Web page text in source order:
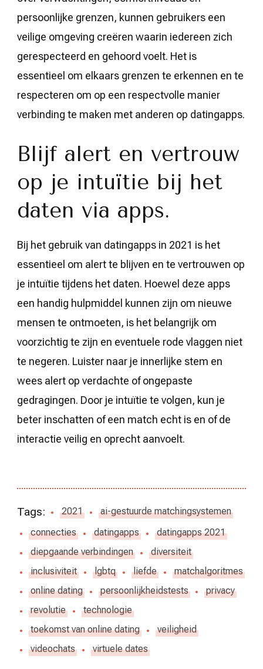
persoonlijke grenzen, kunnen gebruikers een
veilige omgeving creëren waarin iedereen zich
gerespecteerd en gehoord voelt. Het is
essentieel om elkaars grenzen te erkennen en te
respecteren om op een respectvolle manier
verbinding te maken met anderen op datingapps.
Blijf alert en vertrouw
op je intuïtie bij het
daten via apps.
Bij het gebruik van datingapps in 2021 is het
essentieel om alert te blijven en te vertrouwen op
je intuïtie tijdens het daten. Hoewel deze apps
een handig hulpmiddel kunnen zijn om nieuwe
mensen te ontmoeten, is het belangrijk om
voorzichtig te zijn en eventuele rode vlaggen niet
te negeren. Luister naar je innerlijke stem en
wees alert op verdachte of ongepaste
gedragingen. Door je intuïtie te volgen, kun je
beter inschatten of een match echt is en of de
interactie veilig en oprecht aanvoelt.
Tags: 2021
ai-gestuurde matchingsystemen
connecties
datingapps
datingapps 2021
diepgaande verbindingen
diversiteit
inclusiviteit
lgbtq liefde
matchalgoritmes
online dating
persoonlijkheidstests
privacy
revolutie
technologie
toekomst van online dating
veiligheid
videochats
virtuele dates